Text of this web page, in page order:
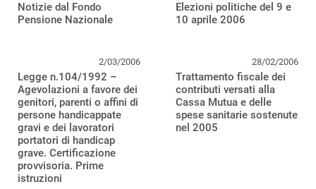
Notizie dal Fondo
Pensione Nazionale
Elezioni politiche del 9 e
10 aprile 2006
2/03/2006
Legge n.104/1992 –
Agevolazioni a favore dei
genitori, parenti o affini di
persone handicappate
gravi e dei lavoratori
portatori di handicap
grave. Certificazione
provvisoria. Prime
istruzioni
28/02/2006
Trattamento fiscale dei
contributi versati alla
Cassa Mutua e delle
spese sanitarie sostenute
nel 2005